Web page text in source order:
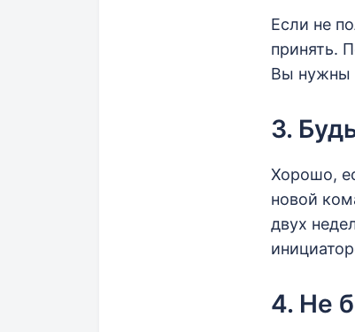
Если не
принять.
Вы нужны
3.
Хорошо,
новой
двух
4. Не